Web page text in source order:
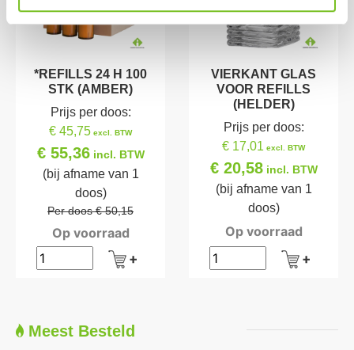
*REFILLS 24 H 100
STK (AMBER)
Prijs per doos:
€ 45,75 excl. BTW
€ 55,36incl. BTW
(bij afname van 1
doos)
Per doos € 50,15
Op voorraad
VIERKANT GLAS
VOOR REFILLS
(HELDER)
Prijs per doos:
€ 17,01 excl. BTW
€ 20,58incl. BTW
(bij afname van 1
doos)
Op voorraad
Meest Besteld